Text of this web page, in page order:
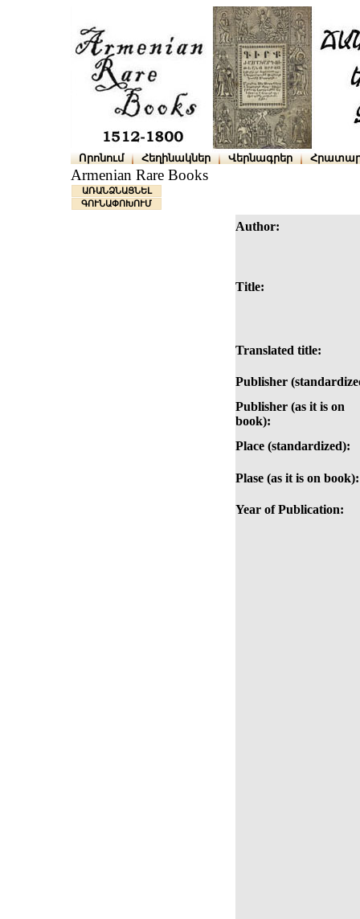
Որոնում Հեղինակներ Վերնագրեր
Armenian Rare Books
ԱՌԱՆՁՆԱՑՆԵԼ
ԳՈՒՆԱՓՈԽՈՒՄ
Author:
Title:
Translated title:
Publisher
Publisher (as it is on
book):
Place (standardized):
Plase (as it is on book):
Year of Publication: